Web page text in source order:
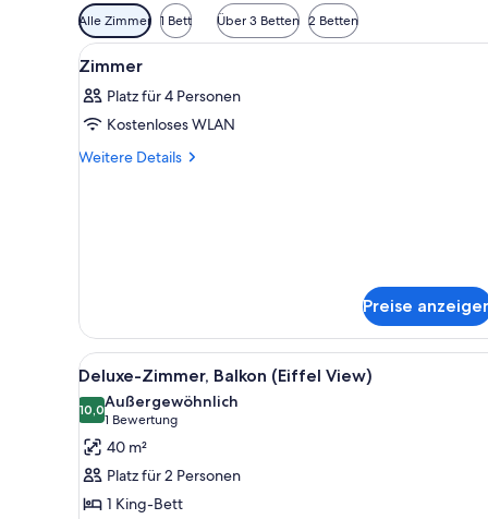
Verfügbare
Filter
für
Alle Zimmer 1 Bett Über 3 Betten 2 Betten
Alle
Fotos
für
Zimmer
anzeigen
Ein Hotelzimmer mit einem
5
Zimmer
Platz für 4 Personen
Kostenloses WLAN
Weitere Details
Weitere
Preise
Alle
Fotos
für
Deluxe-
Zimmer,
Balkon
(Eiffel
Ein Balkon mit Blick auf
5
Deluxe-Zimmer, Balkon (Eiffel View)
10,010,0 von 10
Außergewöhnlich
1 Bewertung
(1
Bewertung)
40 m²
Platz für 2 Personen
1 King-Bett